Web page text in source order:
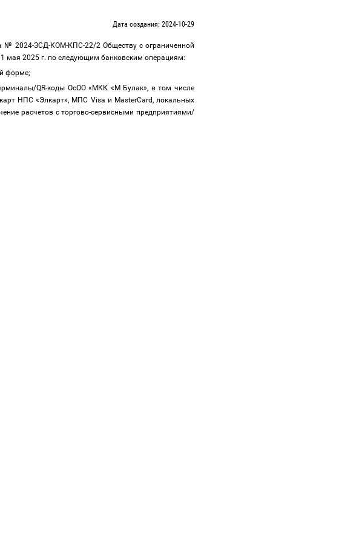
Дата создания: 2024-10-29
№ 2024-ЗСД-КОМ-КПС-22/2 Обществу с ограниченной
мая 2025 г. по следующим банковским операциям:
форме;
QR-коды ОсОО «МКК «М Булак», в том числе
НПС «Элкарт», МПC Visa и MasterCard, локальных
расчетов с торгово-сервисными предприятиями/